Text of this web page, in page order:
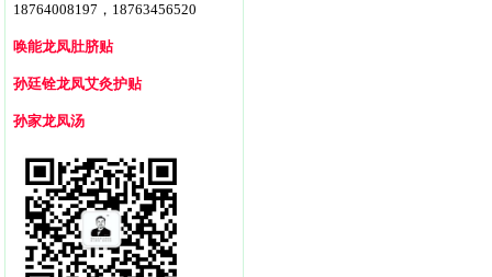
18764008197，18763456520
唤能龙凤肚脐贴
孙廷铨龙凤艾灸护贴
孙家龙凤汤